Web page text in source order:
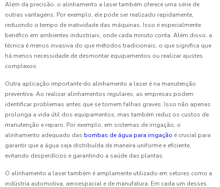
Além da precisão, o alinhamento a laser também oferece uma série de
outras vantagens. Por exemplo, ele pode ser realizado rapidamente,
reduzindo o tempo de inatividade das máquinas. Isso é especialmente
benéfico em ambientes industriais, onde cada minuto conta. Além disso, a
técnica é menos invasiva do que métodos tradicionais, o que significa que
há menos necessidade de desmontar equipamentos ou realizar ajustes
complexos.
Outra aplicação importante do alinhamento a laser é na manutenção
preventiva. Ao realizar alinhamentos regulares, as empresas podem
identificar problemas antes que se tornem falhas graves. Isso não apenas
prolonga a vida útil dos equipamentos, mas também reduz os custos de
manutenção e reparo. Por exemplo, em sistemas de irrigação, o
alinhamento adequado das bombas de água para irrigação é crucial para
garantir que a água seja distribuída de maneira uniforme e eficiente,
evitando desperdícios e garantindo a saúde das plantas.
O alinhamento a laser também é amplamente utilizado em setores como a
indústria automotiva, aeroespacial e de manufatura. Em cada um desses